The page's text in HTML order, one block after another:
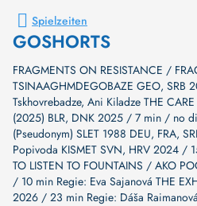
Spielzeiten
GOSHORTS
FRAGMENTS ON RESISTANCE /
TSINAAGHMDEGOBAZE GEO, SRB
Tskhovrebadze, Ani Kiladze THE
(2025) BLR, DNK 2025 / 7 min / no
(Pseudonym) SLET 1988 DEU, FRA,
Popivoda KISMET SVN, HRV 2024 /
TO LISTEN TO FOUNTAINS / AKO
/ 10 min Regie: Eva Sajanová THE
2026 / 23 min Regie: Dáša